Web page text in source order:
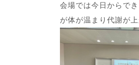
会場では今日からで
が体が温まり代謝が